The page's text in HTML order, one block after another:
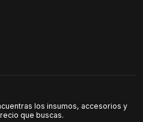
los insumos, accesorios y
que buscas.